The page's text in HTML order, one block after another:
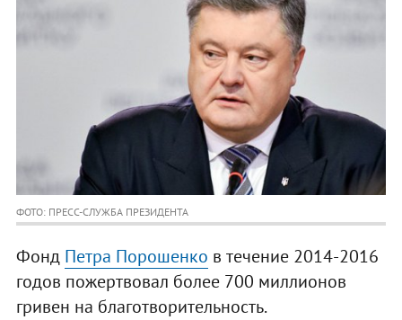
ФОТО: ПРЕСС-СЛУЖБА ПРЕЗИДЕНТА
Фонд Петра Порошенко в течение 2014-2016
годов пожертвовал более 700 миллионов
гривен на благотворительность.